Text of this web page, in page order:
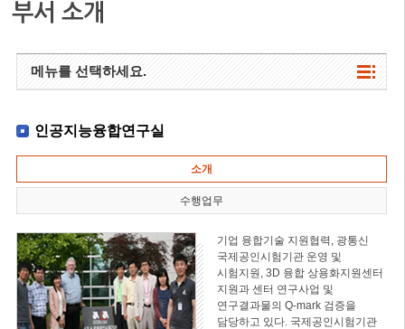
부서 소개
메뉴를 선택하세요.
인공지능융합연구실
소개
수행업무
기업 융합기술 지원협력, 광통신
국제공인시험기관 운영 및
시험지원, 3D 융합 상용화지원센터
지원과 센터 연구사업 및
연구결과물의 Q-mark 검증을
담당하고 있다. 국제공인시험기관